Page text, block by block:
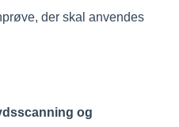
der skal anvendes
og